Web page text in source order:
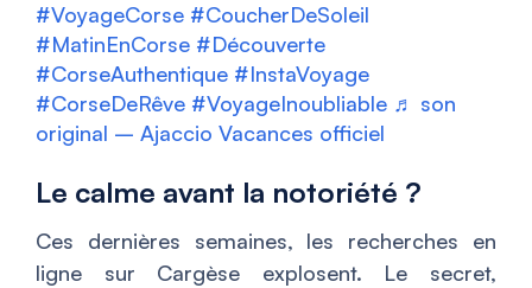
#VoyageCorse #CoucherDeSoleil
#MatinEnCorse #Découverte
#CorseAuthentique #InstaVoyage
#CorseDeRêve #VoyageInoubliable ♬ son
original – Ajaccio Vacances officiel
Le calme avant la notoriété ?
Ces dernières semaines, les recherches en
ligne sur Cargèse explosent. Le secret,